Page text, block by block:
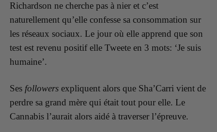
Richardson ne cherche pas à nier et c’est
naturellement qu’elle confesse sa consommation sur
les réseaux sociaux. Le jour où elle apprend que son
test est revenu positif elle Tweete en 3 mots: ‘Je suis
humaine’.
Ses followers expliquent alors que Sha’Carri vient de
perdre sa grand mère qui était tout pour elle. Le
Cannabis l’aurait alors aidé à traverser l’épreuve.